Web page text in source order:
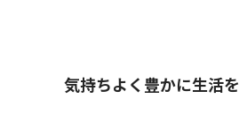
気持ちよく豊かに生活を